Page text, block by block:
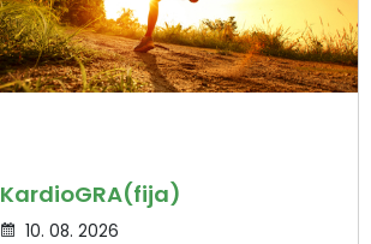
KardioGRA(fija)
10. 08. 2026